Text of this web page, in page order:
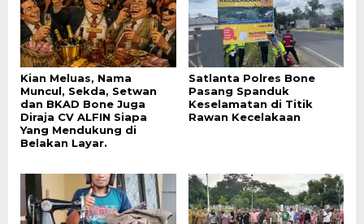
Kian Meluas, Nama
Muncul, Sekda, Setwan
dan BKAD Bone Juga
Diraja CV ALFIN Siapa
Yang Mendukung di
Belakan Layar.
Satlanta Polres Bone
Pasang Spanduk
Keselamatan di Titik
Rawan Kecelakaan